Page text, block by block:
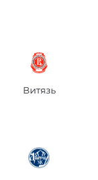
Витязь